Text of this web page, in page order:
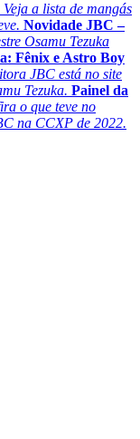
Veja a lista de mangás
Novidade JBC –
Osamu Tezuka
Fênix e Astro Boy
JBC está no site
Tezuka. Painel da
o que teve no
na CCXP de 2022.